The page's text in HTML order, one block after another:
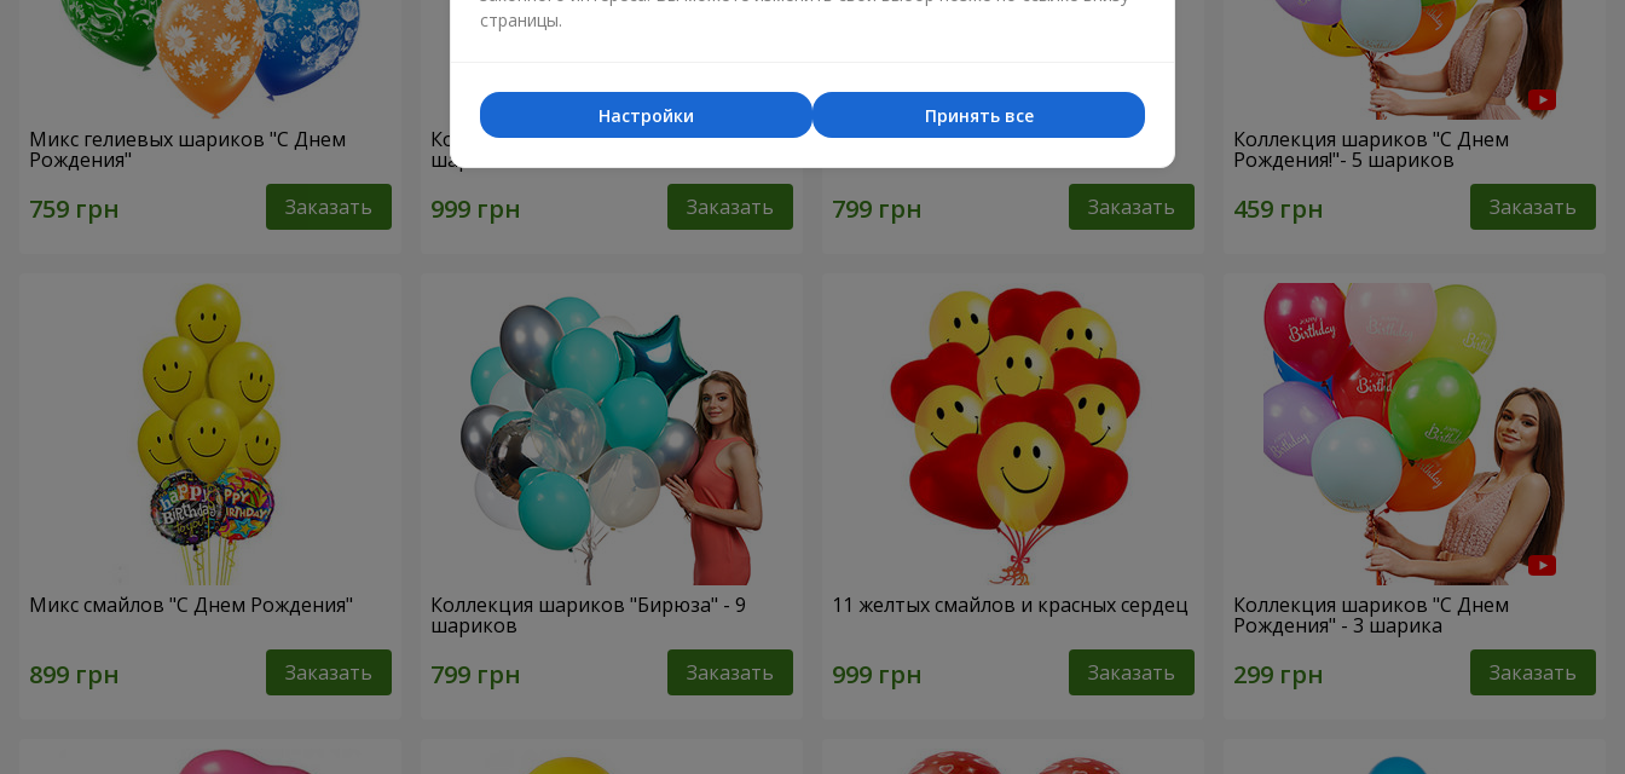
Микс гелиевых шариков "C Днем
Рождения"
Заказать
Коллекция шариков "Фламинго" - 9
шариков
Заказать
Шарики "Цифры"
Заказать
Коллекция шариков "С Днем
Рождения!"- 5 шариков
Заказать
Микс смайлов "C Днем Рождения"
Заказать
Коллекция шариков "Бирюза" - 9
шариков
Заказать
11 желтых смайлов и красных сердец
Заказать
Коллекция шариков "С Днем
Рождения" - 3 шарика
Заказать
страницы.
Принять все
Настройки